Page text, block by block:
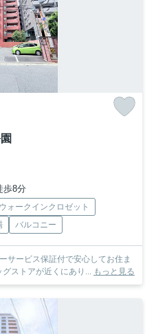
歩8分
ウォークインクロゼット
バルコニー
サービス保証付で安心してお住ま
ストアが近くにあり... もっと見る